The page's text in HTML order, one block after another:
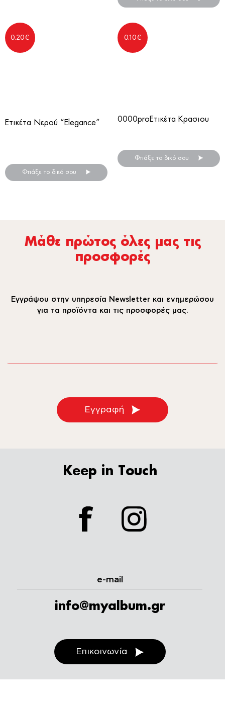
Ετικέτα Νερού “Elegance”
0.20€
Φτιάξε το δικό σου
0000proΕτικέτα Κρασιου
0.10€
Φτιάξε το δικό σου
Μάθε πρώτος όλες µας τις
προσφορές
Εγγράψου στην υπηρεσία Newsletter και ενημερώσου
για τα προϊόντα και τις προσφορές μας.
Εγγραφή
Keep in Touch
facebook
e-mail
info@myalbum.gr
Επικοινωνία